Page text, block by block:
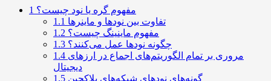
1 مفهوم گره یا نود چیست؟
1.1 تفاوت بین نودها و ماینرها
1.2 مفهوم ماینینگ چیست؟
1.3 چگونه نودها عمل می‌کنند؟
1.4
دیجیتال
1.5 گونه‌های نودهای شبکه‌های بلاکچین